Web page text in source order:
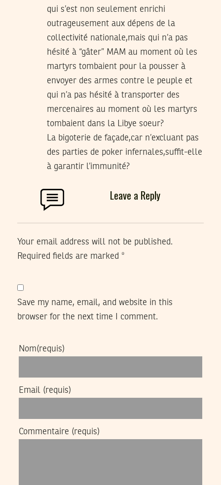
qui s’est non seulement enrichi
outrageusement aux dépens de la
collectivité nationale,mais qui n’a pas
hésité à “gâter” MAM au moment où les
martyrs tombaient pour la pousser à
envoyer des armes contre le peuple et
qui n’a pas hésité à transporter des
mercenaires au moment où les martyrs
tombaient dans la Libye soeur?
La bigoterie de façade,car n’excluant pas
des parties de poker infernales,suffit-elle
à garantir l’immunité?
Leave a Reply
Your email address will not be published.
Required fields are marked *
Save my name, email, and website in this
browser for the next time I comment.
Nom(requis)
Email (requis)
Commentaire (requis)